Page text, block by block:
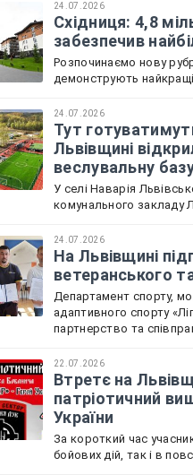
24.07.2026
Східниця: 4,8
забезпечив
Розпочинаємо нову
демонструють
24.07.2026
Тут
Львівщині
веслувальну
У селі Наварія
комунального закладу
24.07.2026
На Львівщині
ветеранського
Департамент спорту,
адаптивного спорту
партнерство та
22.07.2026
Втретє на
патріотичний
України
За короткий час
бойових дій, так і в